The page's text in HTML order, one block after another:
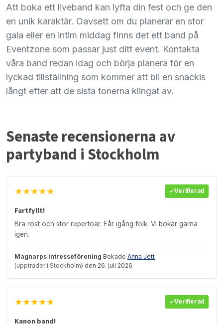
Att boka ett liveband kan lyfta din fest och ge den
en unik karaktär. Oavsett om du planerar en stor
gala eller en intim middag finns det ett band på
Eventzone som passar just ditt event. Kontakta
våra band redan idag och börja planera för en
lyckad tillställning som kommer att bli en snackis
långt efter att de sista tonerna klingat av.
Senaste recensionerna av
partyband i Stockholm
★★★★★ Verifierad
Fartfyllt!
Bra röst och stor repertoar. Får igång folk. Vi bokar gärna
igen.
Magnarps intresseförening Bokade Anna Jett
(uppträder i Stockholm) den 26. juli 2026
★★★★★ Verifierad
Kanon band!